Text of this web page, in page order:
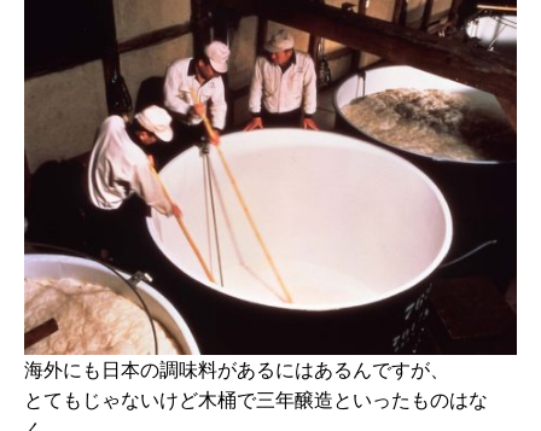
海外にも日本の調味料があるにはあるんですが、
とてもじゃないけど木桶で三年醸造といったものはな